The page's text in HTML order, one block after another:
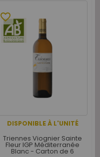
DISPONIBLE À L'UNITÉ
favorite_border
Triennes Viognier Sainte
Fleur IGP Méditerranée
Blanc - Carton de 6